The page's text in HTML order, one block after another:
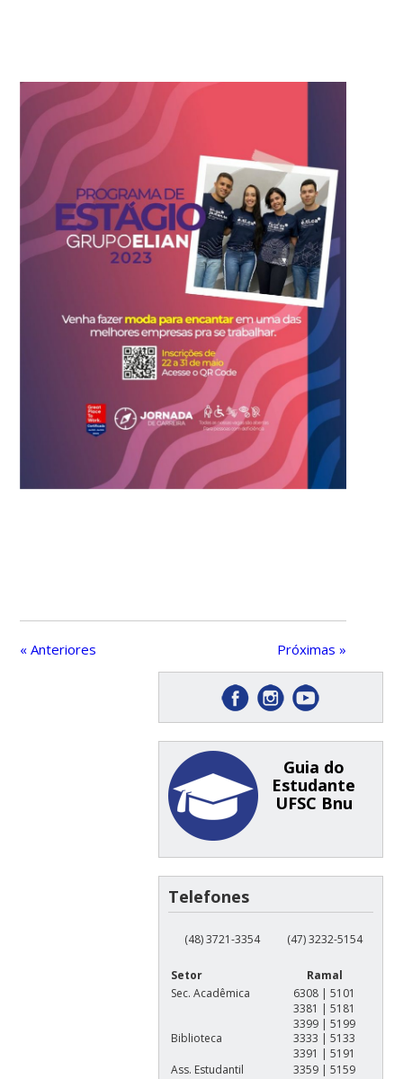
« Anteriores Próximas »
Guia do
Estudante
UFSC Bnu
Telefones
(48) 3721-3354 (47) 3232-5154
Setor
Ramal
Sec. Acadêmica
6308 | 5101
3381 | 5181
3399 | 5199
Biblioteca
3333 | 5133
3391 | 5191
Ass. Estudantil
3359 | 5159